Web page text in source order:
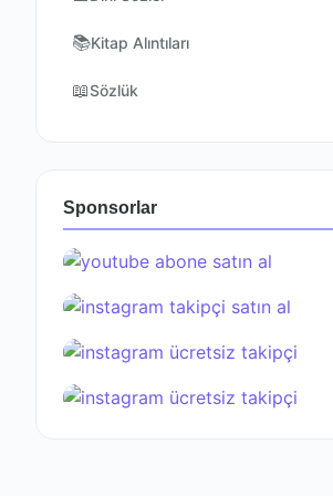
📚Kitap Alıntıları
📖Sözlük
Sponsorlar